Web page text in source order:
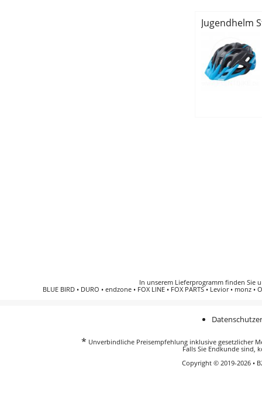
Jugendhelm
In unserem Lieferprogramm finden Sie
BLUE BIRD• DURO • endzone• FOX LINE• FOX PARTS• Levior• monz•
* Unverbindliche Preisempfehlung inklusive gesetzlicher
Falls Sie Endkunde sind,
Copyright © 2019-2026 •